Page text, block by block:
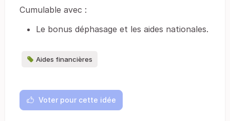
Cumulable avec :
Le bonus déphasage et les aides nationales.
Aides financières
Voter pour cette idée